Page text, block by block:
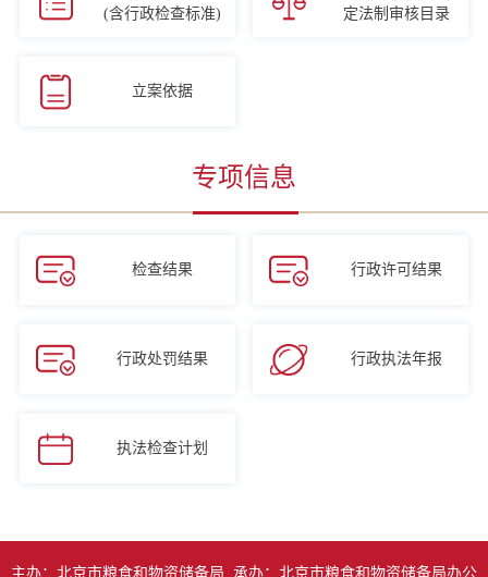
(含行政检查标准)
定法制审核目录
立案依据
专项信息
检查结果 行政许可结果
行政处罚结果 行政执法年报
执法检查计划
主办：北京市粮食和物资储备局 承办：北京市粮食和物资储备局办公